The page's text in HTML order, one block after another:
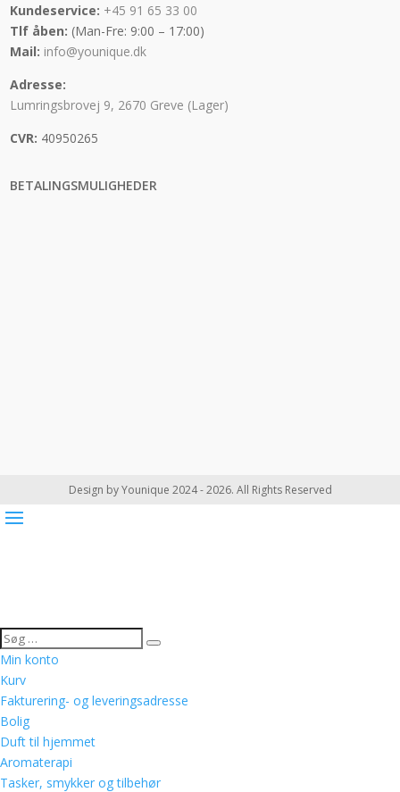
Kundeservice: +45 91 65 33 00
Tlf åben: (Man-Fre: 9:00 – 17:00)
Mail: info@younique.dk
Adresse:
Lumringsbrovej 9, 2670 Greve (Lager)
CVR: 40950265
BETALINGSMULIGHEDER
Design by Younique 2024 - 2026. All Rights Reserved
Min konto
Kurv
Fakturering- og leveringsadresse
Bolig
Duft til hjemmet
Aromaterapi
Tasker, smykker og tilbehør